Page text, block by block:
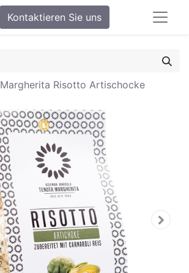
Kontaktieren Sie uns
Margherita Risotto Artischocke